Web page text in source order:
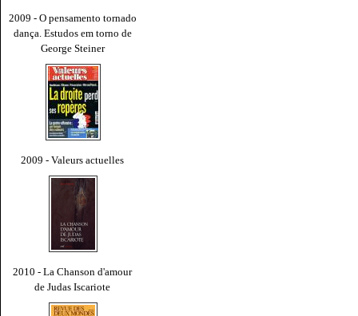
2009 - O pensamento tornado
dança. Estudos em torno de
George Steiner
2009 - Valeurs actuelles
2010 - La Chanson d'amour
de Judas Iscariote